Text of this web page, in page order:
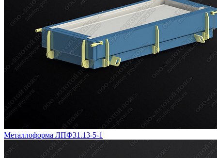
Металлоформа ЛПФ31.13-5-1